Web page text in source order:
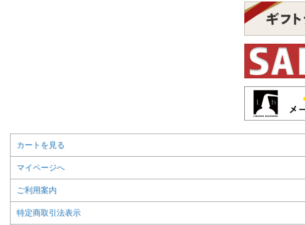
カートを見る
マイページへ
ご利用案内
特定商取引法表示